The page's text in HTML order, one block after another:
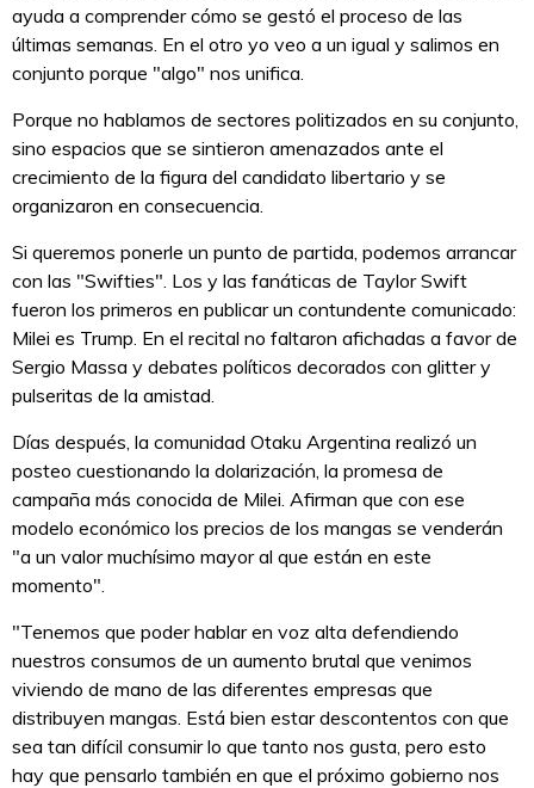
ayuda a comprender cómo se gestó el proceso de las
últimas semanas. En el otro yo veo a un igual y salimos en
conjunto porque "algo" nos unifica.
Porque no hablamos de sectores politizados en su conjunto,
sino espacios que se sintieron amenazados ante el
crecimiento de la figura del candidato libertario y se
organizaron en consecuencia.
Si queremos ponerle un punto de partida, podemos arrancar
con las "Swifties". Los y las fanáticas de Taylor Swift
fueron los primeros en publicar un contundente comunicado:
Milei es Trump. En el recital no faltaron afichadas a favor de
Sergio Massa y debates políticos decorados con glitter y
pulseritas de la amistad.
Días después, la comunidad Otaku Argentina realizó un
posteo cuestionando la dolarización, la promesa de
campaña más conocida de Milei. Afirman que con ese
modelo económico los precios de los mangas se venderán
"a un valor muchísimo mayor al que están en este
momento".
"Tenemos que poder hablar en voz alta defendiendo
nuestros consumos de un aumento brutal que venimos
viviendo de mano de las diferentes empresas que
distribuyen mangas. Está bien estar descontentos con que
sea tan difícil consumir lo que tanto nos gusta, pero esto
hay que pensarlo también en que el próximo gobierno nos